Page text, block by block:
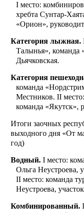
I место:
хребта Сунтар-
«Орион»,
Категория лыжная.
Талынья», команда
Дьячковская.
Категория
команда
Местников. II
команда «Якутск»,
Итоги заочных
выходного дня «От
год)
Водный.I место:
Ольга Неустроева,
II место: команда­
Неустроева,
Комбинированный.